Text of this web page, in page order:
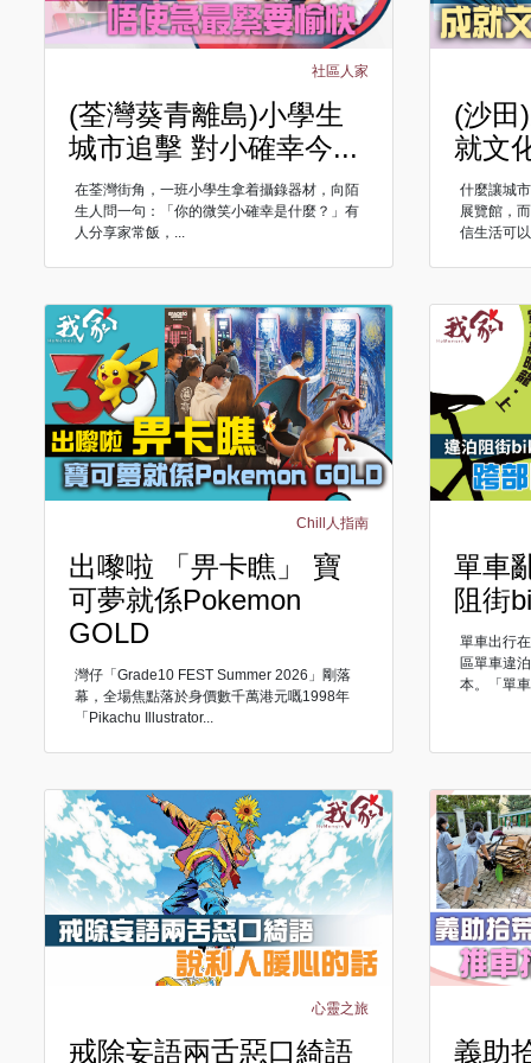
社區人家
(荃灣葵青離島)小學生
城市追擊 對小確幸今...
在荃灣街角，一班小學生拿着攝錄器材，向陌
生人問一句：「你的微笑小確幸是什麼？」有
人分享家常飯，...
(沙田
就文
什麼讓城
展覽館，
信生活可
Chill人指南
出嚟啦 「畀卡瞧」 寶
可夢就係Pokemon
GOLD
灣仔「Grade10 FEST Summer 2026」剛落
幕，全場焦點落於身價數千萬港元嘅1998年
「Pikachu Illustrator...
單車
阻街
單車出行
區單車違
本。「單
心靈之旅
戒除妄語兩舌惡口綺語 義助